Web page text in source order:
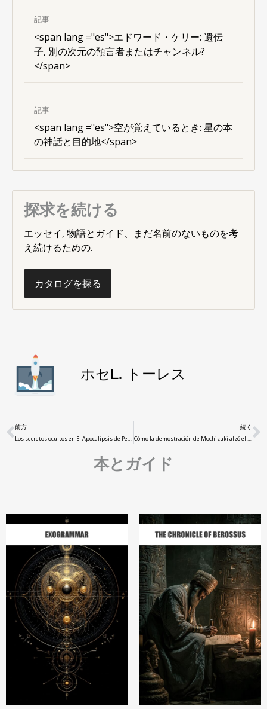
記事
<span lang ="es">エドワード・ケリー: 遺伝
子, 別の次元の預言者またはチャンネル?
</span>
記事
<span lang ="es">空が覚えているとき: 星の本
の神話と目的地</span>
探求を続ける
エッセイ, 物語とガイド、まだ名前のないものを考
え続けるための.
カタログを探る
ホセL. トーレス
前方
Los secretos ocultos en El Apocalipsis de Pedro :una guía para entender sus visiones
続く
Cómo la demostración de Mochizuki alzó el telón sobre el Teorema ABC
本とガイド